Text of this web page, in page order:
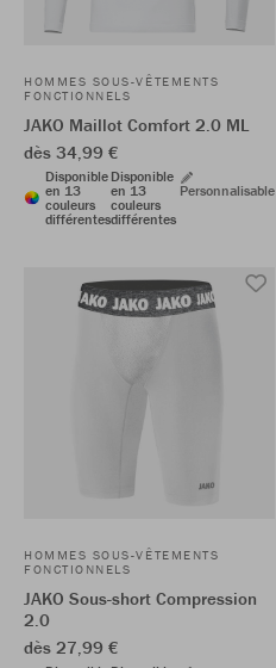
HOMMES SOUS-VÊTEMENTS
FONCTIONNELS
JAKO Maillot Comfort 2.0 ML
dès 34,99 €
Disponible
en 13
couleurs
différentes
Disponible
en 13
couleurs
différentes
Personnalisable
HOMMES SOUS-VÊTEMENTS
FONCTIONNELS
JAKO Sous-short Compression
2.0
dès 27,99 €